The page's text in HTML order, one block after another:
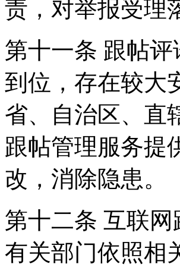
责，对举报受理
第十一条 跟帖
到位，存在较大
省、自治区、直
跟帖管理服务提
改，消除隐患。
第十二条 互联
有关部门依照相